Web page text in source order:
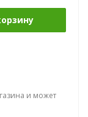
и может